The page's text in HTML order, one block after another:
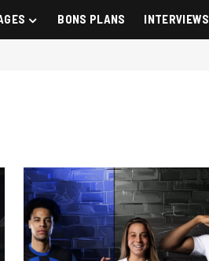
BONS PLANS INTERVIEWS